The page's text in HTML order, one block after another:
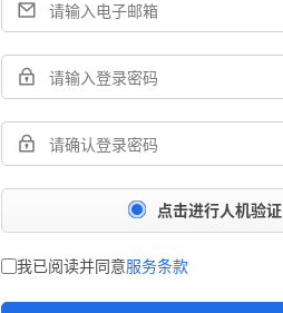
点击进行人机验证
我已阅读并同意服务条款